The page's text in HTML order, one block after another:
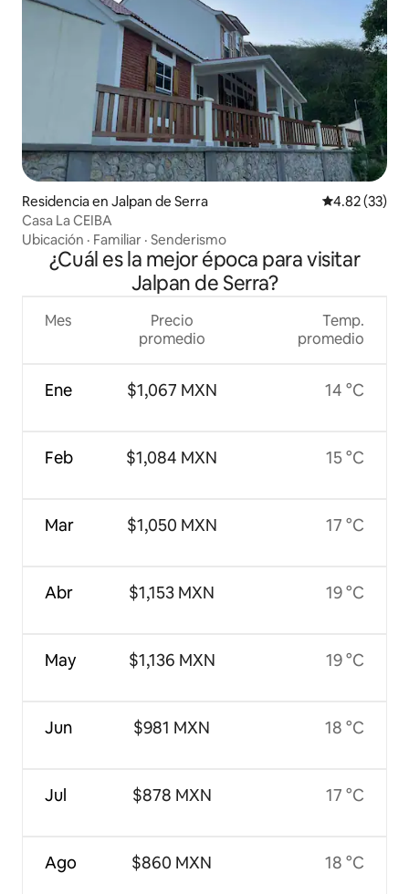
Residencia en Jalpan de Serra Calificación
4.82 (33)
Casa La CEIBA
Ubicación · Familiar · Senderismo
¿Cuál es la mejor época para visitar
Jalpan de Serra?
Mes
Ene
Feb
Mar
Abr
May
Jun
Jul
Ago
Precio
promedio
$1,067 MXN
$1,084 MXN
$1,050 MXN
$1,153 MXN
$1,136 MXN
$981 MXN
$878 MXN
$860 MXN
Temp.
promedio
14 °C
15 °C
17 °C
19 °C
19 °C
18 °C
17 °C
18 °C